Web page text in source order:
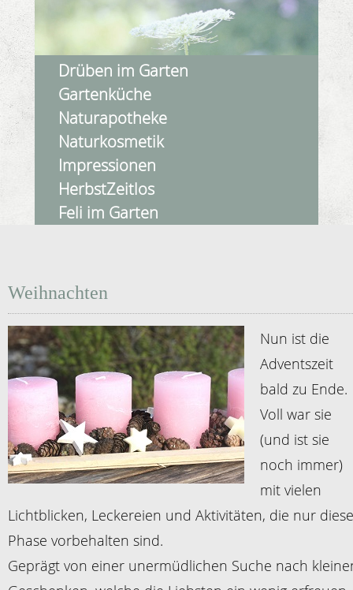
Drüben im Garten
Gartenküche
Naturapotheke
Naturkosmetik
Impressionen
HerbstZeitlos
Feli im Garten
Weihnachten
Nun ist die
Adventszeit
bald zu Ende.
Voll war sie
(und ist sie
noch immer)
mit vielen
Lichtblicken, Leckereien und Aktivitäten, die nur
Phase vorbehalten sind.
Geprägt von einer unermüdlichen Suche nach